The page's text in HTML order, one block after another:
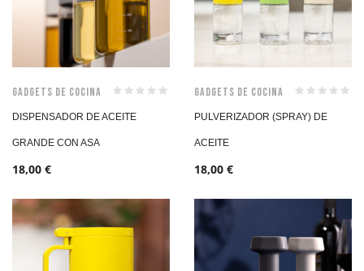
Gadgets de Cocina
DISPENSADOR DE ACEITE
GRANDE CON ASA
18,00 €
Gadgets de Cocina
PULVERIZADOR (SPRAY) DE
ACEITE
18,00 €